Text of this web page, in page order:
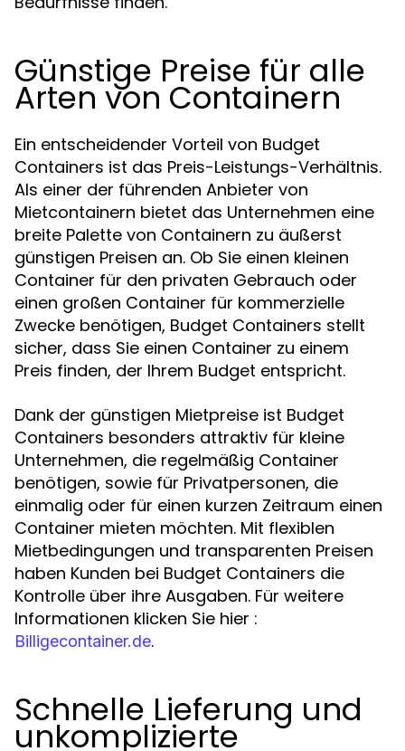
Günstige Preise für alle
Arten von Containern
Ein entscheidender Vorteil von Budget
Containers ist das Preis-Leistungs-Verhältnis.
Als einer der führenden Anbieter von
Mietcontainern bietet das Unternehmen eine
breite Palette von Containern zu äußerst
günstigen Preisen an. Ob Sie einen kleinen
Container für den privaten Gebrauch oder
einen großen Container für kommerzielle
Zwecke benötigen, Budget Containers stellt
sicher, dass Sie einen Container zu einem
Preis finden, der Ihrem Budget entspricht.
Dank der günstigen Mietpreise ist Budget
Containers besonders attraktiv für kleine
Unternehmen, die regelmäßig Container
benötigen, sowie für Privatpersonen, die
einmalig oder für einen kurzen Zeitraum einen
Container mieten möchten. Mit flexiblen
Mietbedingungen und transparenten Preisen
haben Kunden bei Budget Containers die
Kontrolle über ihre Ausgaben. Für weitere
Informationen klicken Sie hier :
Billigecontainer.de.
Schnelle Lieferung und
unkomplizierte